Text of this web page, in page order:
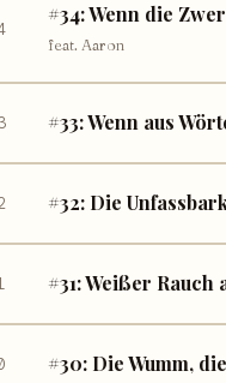
#34: Wenn die
feat. Aaron
#33: Wenn aus
#32: Die
#31: Weißer Rauch
#30: Die Wumm,